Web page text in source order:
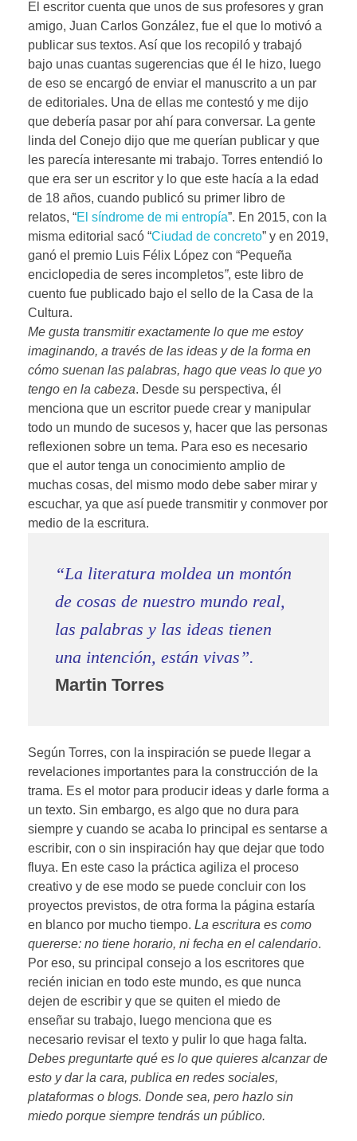
El escritor cuenta que unos de sus profesores y gran
amigo, Juan Carlos González, fue el que lo motivó a
publicar sus textos. Así que los recopiló y trabajó
bajo unas cuantas sugerencias que él le hizo, luego
de eso se encargó de enviar el manuscrito a un par
de editoriales. Una de ellas me contestó y me dijo
que debería pasar por ahí para conversar. La gente
linda del Conejo dijo que me querían publicar y que
les parecía interesante mi trabajo. Torres entendió lo
que era ser un escritor y lo que este hacía a la edad
de 18 años, cuando publicó su primer libro de
relatos, “El síndrome de mi entropía”. En 2015, con la
misma editorial sacó “Ciudad de concreto” y en 2019,
ganó el premio Luis Félix López con “Pequeña
enciclopedia de seres incompletos”, este libro de
cuento fue publicado bajo el sello de la Casa de la
Cultura.
Me gusta transmitir exactamente lo que me estoy
imaginando, a través de las ideas y de la forma en
cómo suenan las palabras, hago que veas lo que yo
tengo en la cabeza. Desde su perspectiva, él
menciona que un escritor puede crear y manipular
todo un mundo de sucesos y, hacer que las personas
reflexionen sobre un tema. Para eso es necesario
que el autor tenga un conocimiento amplio de
muchas cosas, del mismo modo debe saber mirar y
escuchar, ya que así puede transmitir y conmover por
medio de la escritura.
“La literatura moldea un montón
de cosas de nuestro mundo real,
las palabras y las ideas tienen
una intención, están vivas”.
Martin Torres
Según Torres, con la inspiración se puede llegar a
revelaciones importantes para la construcción de la
trama. Es el motor para producir ideas y darle forma a
un texto. Sin embargo, es algo que no dura para
siempre y cuando se acaba lo principal es sentarse a
escribir, con o sin inspiración hay que dejar que todo
fluya. En este caso la práctica agiliza el proceso
creativo y de ese modo se puede concluir con los
proyectos previstos, de otra forma la página estaría
en blanco por mucho tiempo. La escritura es como
quererse: no tiene horario, ni fecha en el calendario.
Por eso, su principal consejo a los escritores que
recién inician en todo este mundo, es que nunca
dejen de escribir y que se quiten el miedo de
enseñar su trabajo, luego menciona que es
necesario revisar el texto y pulir lo que haga falta.
Debes preguntarte qué es lo que quieres alcanzar de
esto y dar la cara, publica en redes sociales,
plataformas o blogs. Donde sea, pero hazlo sin
miedo porque siempre tendrás un público.